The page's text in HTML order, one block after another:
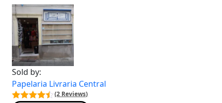
Sold by:
Papelaria Livraria Central
(2 Reviews)